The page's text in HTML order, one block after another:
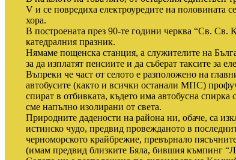
V и се повредиха електроуредите на половината
хора.
В построената през 90-те години черква “Св. Св.
катедралния празник.
Нямаме пощенска станция, а служителите на
за да изплатят пенсиите и да съберат таксите за
Въпреки че част от селото е разположено на
автобусите (както и всички останали МПС)
спират в отбивката, където има автобусна спирка
сме напълно изолирани от света.
Природните дадености на района ни, обаче, са
истинско чудо, предвид провежданото в
черноморското крайбрежие, превърнало
(имам предвид близките Бяла, бившия къмпинг